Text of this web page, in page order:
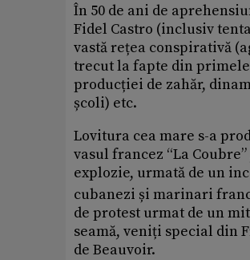
În 50 de ani de
Fidel Castro (inclusiv
vastă rețea conspirativă
trecut la fapte din
producției de zahăr,
școli) etc.
Lovitura cea mare s-a
vasul francez “La
explozie, urmată de un
cubanezi și marinari
de protest urmat de un
seamă, veniți special din
de Beauvoir.